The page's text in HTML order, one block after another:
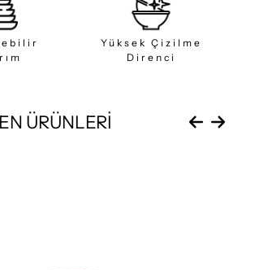
Yüksek Çizilme
Direnci
ÜRÜNLERİ